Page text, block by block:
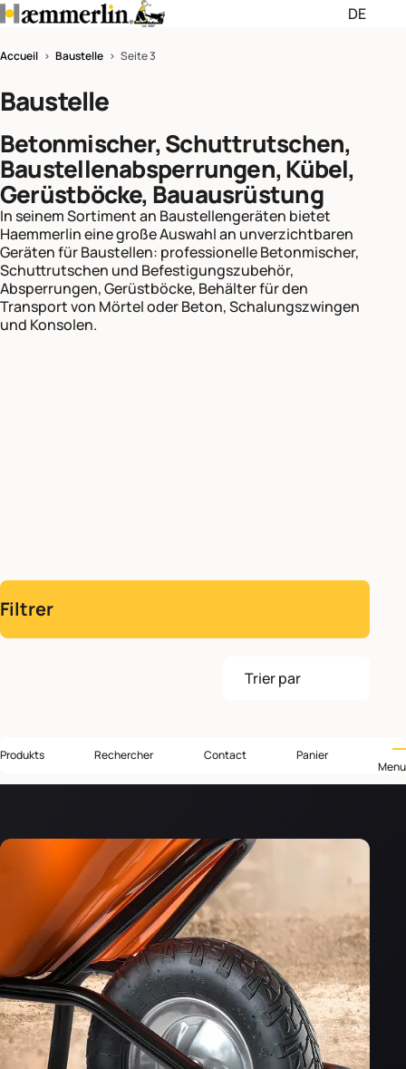
Passer les menus deDE
English (EN)
Français (FR)
Accueil > Baustelle > Seite 3
Baustelle
Betonmischer, Schuttrutschen,
Baustellenabsperrungen, Kübel,
Gerüstböcke, Bauausrüstung
In seinem Sortiment an Baustellengeräten bietet
Haemmerlin eine große Auswahl an unverzichtbaren
Geräten für Baustellen: professionelle Betonmischer,
Schuttrutschen und Befestigungszubehör,
Absperrungen, Gerüstböcke, Behälter für den
Transport von Mörtel oder Beton, Schalungszwingen
und Konsolen.
Filtrer
Trier par
Produkts Rechercher Contact Panier
Menu
Passer le pied de page et